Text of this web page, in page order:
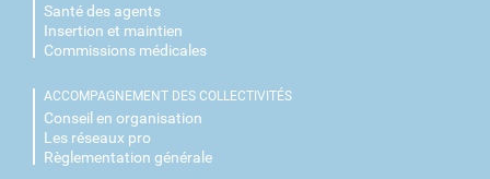
Santé des agents
Insertion et maintien
Commissions médicales
ACCOMPAGNEMENT DES COLLECTIVITÉS
Conseil en organisation
Les réseaux pro
Règlementation générale